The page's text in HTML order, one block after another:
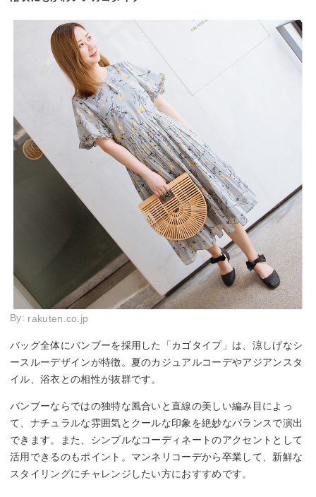
By: rakuten.co.jp
バッグ全体にバンブーを採用した「カゴタイプ」は、涼しげなシ
ースルーデザインが特徴。夏のカジュアルコーデやアジアンスタ
イル、浴衣との相性が抜群です。
バンブーならではの独特な風合いと直線の美しい編み目によっ
て、ナチュラルな雰囲気とクールな印象を絶妙なバランスで演出
できます。また、シンプルなコーディネートのアクセントとして
活用できるのもポイント。マンネリコーデから卒業して、新鮮な
スタイリングにチャレンジしたい方におすすめです。